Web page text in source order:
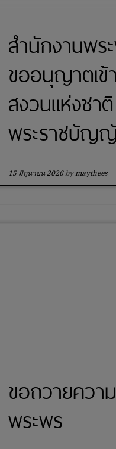
สำนักงานพร
ขออนุญาตเข้
สงวนแห่งชา
พระราชบัญ
15 มิถุนายน 2026 bymaythees
ขอถวายควา
พระพร